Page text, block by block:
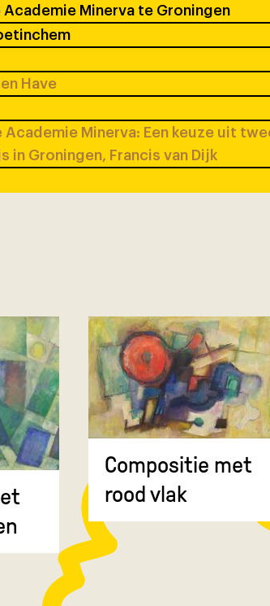
Academie Minerva te Groningen
Have
Academie Minerva: Een keuze uit
in Groningen, Francis van Dijk
Compositie met
rood vlak